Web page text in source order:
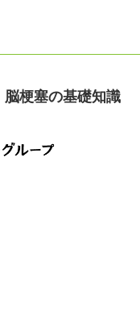
脳梗塞の基礎知識